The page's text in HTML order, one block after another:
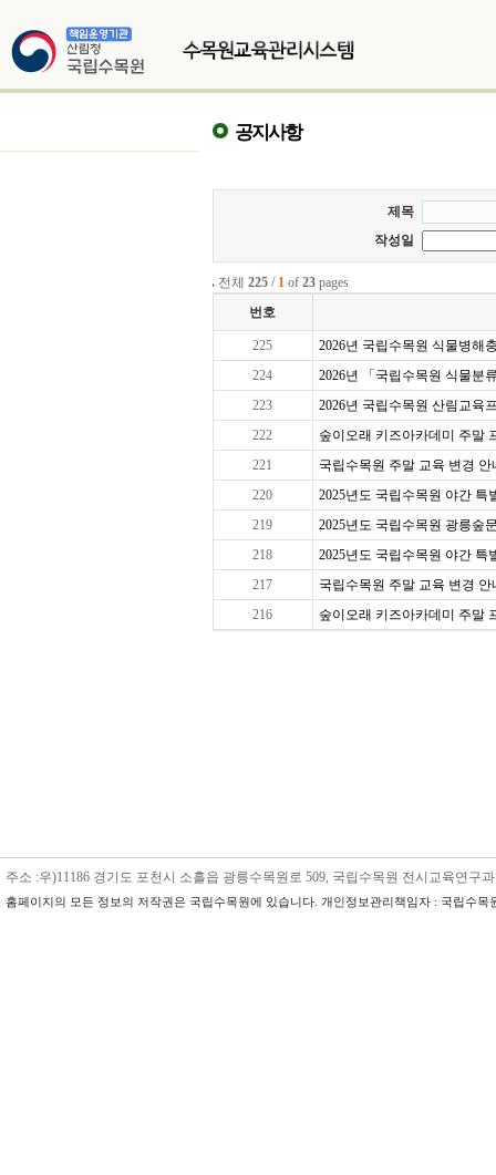
공지사항
제목
작성일
전체 225 / 1 of 23 pages
번호
225
2026년 국립수목원 식물병해
224
2026년 「국립수목원 식물분
223
2026년 국립수목원 산림교육
222
숲이오래 키즈아카데미 주말
221
국립수목원 주말 교육 변경 안
220
2025년도 국립수목원 야간 특
219
2025년도 국립수목원 광릉숲
218
2025년도 국립수목원 야간 특
217
국립수목원 주말 교육 변경
216
숲이오래 키즈아카데미 주말
주소 :우)11186 경기도 포천시 소흘읍 광릉수목원로 509, 국립수목원 전시교육연구
홈페이지의 모든 정보의 저작권은 국립수목원에 있습니다. 개인정보관리책임자 : 국립수목